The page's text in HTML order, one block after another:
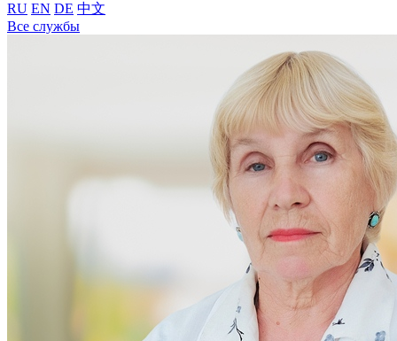
RU EN DE 中文
Все службы